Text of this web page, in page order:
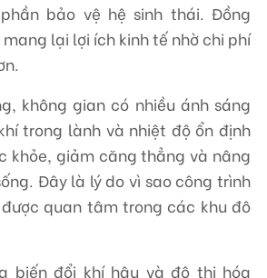
bảo vệ hệ sinh thái. Đồng
lại lợi ích kinh tế nhờ chi phí
không gian có nhiều ánh sáng
trong lành và nhiệt độ ổn định
khỏe, giảm căng thẳng và nâng
Đây là lý do vì sao công trình
quan tâm trong các khu đô
biến đổi khí hậu và đô thị hóa